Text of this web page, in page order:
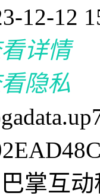
12-12
详情
隐私
掌互